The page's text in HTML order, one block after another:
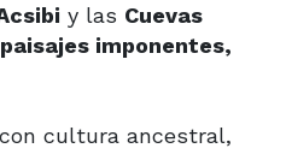
y las Cuevas
paisajes imponentes,
cultura ancestral,